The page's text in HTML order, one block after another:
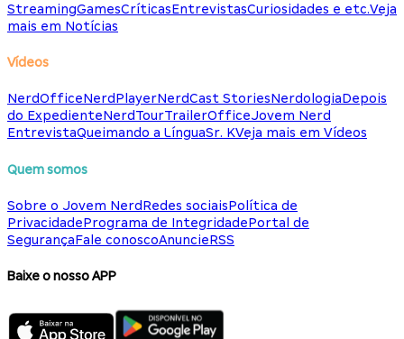
StreamingGamesCríticasEntrevistasCuriosidades e etc.Veja
mais em Notícias
Vídeos
NerdOfficeNerdPlayerNerdCast StoriesNerdologiaDepois
do ExpedienteNerdTourTrailerOfficeJovem Nerd
EntrevistaQueimando a LínguaSr. KVeja mais em Vídeos
Quem somos
Sobre o Jovem NerdRedes sociaisPolítica de
PrivacidadePrograma de IntegridadePortal de
SegurançaFale conoscoAnuncieRSS
Baixe o nosso APP